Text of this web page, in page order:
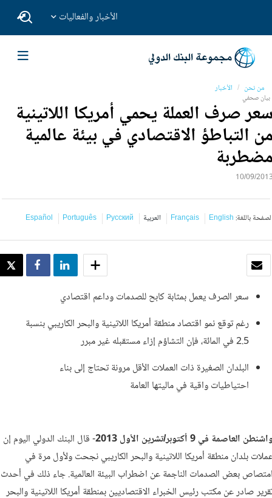
الأخبار والفعاليات
من نحن الأخبار
بيان صحفي
صرف العملة يحمي أمريكا اللاتينية
التباطؤ الاقتصادي في بيئة عالمية
10/09/
باللغة:English
Français العربية Русский
Português
Español
SHARE SHARE
سعر الصرف يعمل بمثابة كابح للصدمات وداعم اقتصادي
رغم توقع نمو اقتصاد منطقة أمريكا اللاتينية والبحر الكاريبي بنسبة
2.5 في المائة، فإن التشاؤم إزاء مستقبله غير مبرر
البلدان الصغيرة ذات العملات الأقل مرونة تحتاج إلى بناء
احتياطيات واقية في ماليتها العامة
العاصمة في 9 أكتوبر/تشرين الأول 2013
- قال البنك الدولي اليوم إن
بلدان منطقة أمريكا اللاتينية والبحر الكاريبي نجحت ولأول مرة في
بعض الصدمات الناجمة عن اضطراب البيئة العالمية. جاء ذلك في أحدث
صادر عن مكتب رئيس الخبراء الاقتصاديينبمنطقة أمريكا اللاتينيةوالبحر